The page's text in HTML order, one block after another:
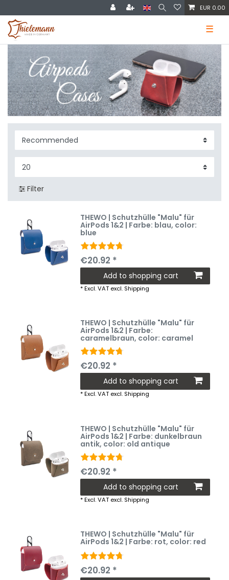
EUR 0.00
☰
Filter
THEWO | Schutzhülle "Malu" für
AirPods 1&2 | Farbe: blau, color:
blue
€20.92 *
Add to shopping cart
*Excl. VAT excl. Shipping
THEWO | Schutzhülle "Malu" für
AirPods 1&2 | Farbe:
caramelbraun, color: caramel
€20.92 *
Add to shopping cart
*Excl. VAT excl. Shipping
THEWO | Schutzhülle "Malu" für
AirPods 1&2 | Farbe: dunkelbraun
antik, color: old antique
€20.92 *
Add to shopping cart
*Excl. VAT excl. Shipping
THEWO | Schutzhülle "Malu" für
AirPods 1&2 | Farbe: rot, color: red
€20.92 *